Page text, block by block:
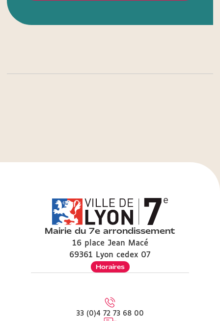
Mairie du 7e arrondissement
16 place Jean Macé
69361 Lyon cedex 07
Horaires
33 (0)4 72 73 68 00